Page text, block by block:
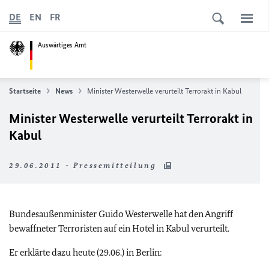
Auswärtiges Amt
DE EN FR
Startseite News Minister Westerwelle verurteilt Terrorakt in Kabul
Minister Westerwelle verurteilt Terrorakt in
Kabul
29.06.2011 - Pressemitteilung
Bundesaußenminister Guido Westerwelle hat den Angriff
bewaffneter Terroristen auf ein Hotel in Kabul verurteilt.
Er erklärte dazu heute (29.06.) in Berlin: